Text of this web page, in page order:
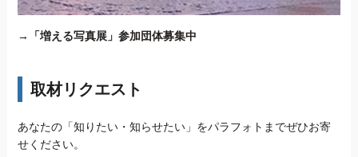
→ 「増える写真展」参加団体募集中
取材リクエスト
あなたの「知りたい・知らせたい」をパラフォトまでぜひお寄
せください。